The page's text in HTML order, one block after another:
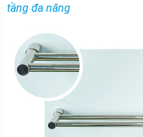
tầng đa năng